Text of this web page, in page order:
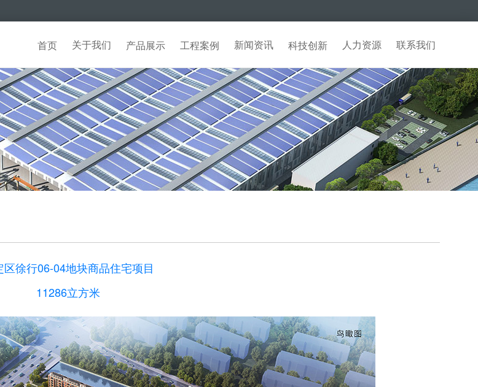
首页 关于我们 产品展示 工程案例 新闻资讯 科技创新 人力资源 联系我们
区徐行06-04地块商品住宅项目
11286立方米